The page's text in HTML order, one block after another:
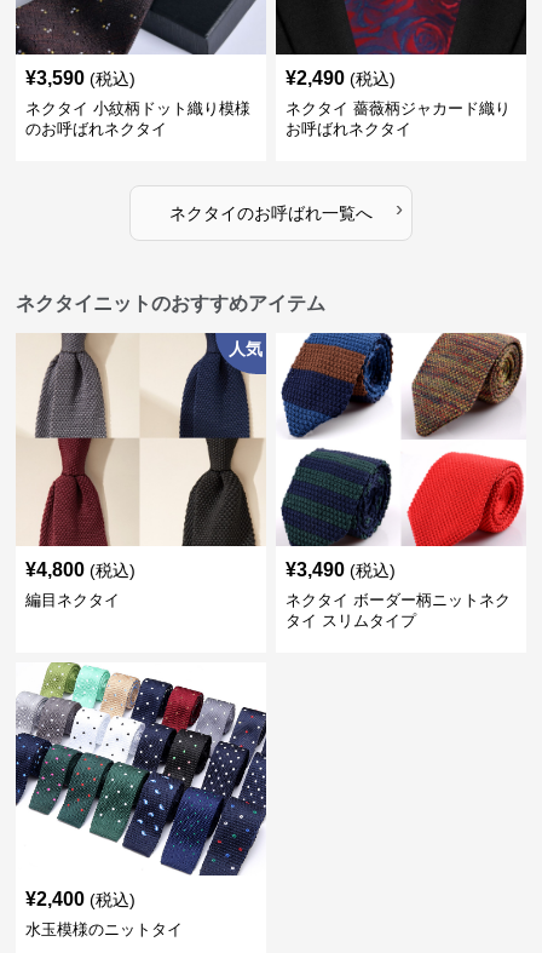
¥3,590 (税込)
ネクタイ 小紋柄ドット織り模様
のお呼ばれネクタイ
¥2,490 (税込)
ネクタイ 薔薇柄ジャカード織り
お呼ばれネクタイ
ネクタイのお呼ばれ一覧へ ›
ネクタイニットのおすすめアイテム
人気
¥4,800 (税込)
編目ネクタイ
¥3,490 (税込)
ネクタイ ボーダー柄ニットネク
タイ スリムタイプ
¥2,400 (税込)
水玉模様のニットタイ